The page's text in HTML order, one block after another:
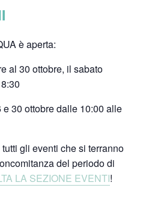
è aperta:
al 30 ottobre, il sabato
e 30 ottobre dalle 10:00 alle
gli eventi che si terranno
del periodo di
LA SEZIONE EVENTI!